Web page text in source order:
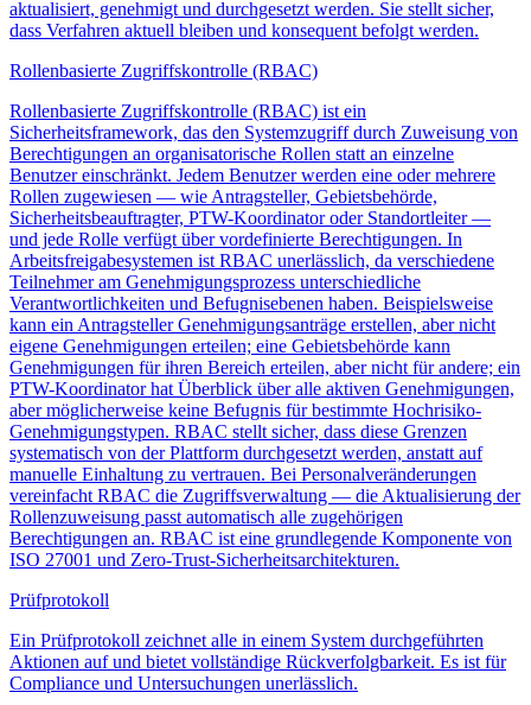
aktualisiert, genehmigt und durchgesetzt werden. Sie stellt sicher,
dass Verfahren aktuell bleiben und konsequent befolgt werden.
Rollenbasierte Zugriffskontrolle (RBAC)
Rollenbasierte Zugriffskontrolle (RBAC) ist ein
Sicherheitsframework, das den Systemzugriff durch Zuweisung von
Berechtigungen an organisatorische Rollen statt an einzelne
Benutzer einschränkt. Jedem Benutzer werden eine oder mehrere
Rollen zugewiesen — wie Antragsteller, Gebietsbehörde,
Sicherheitsbeauftragter, PTW-Koordinator oder Standortleiter —
und jede Rolle verfügt über vordefinierte Berechtigungen. In
Arbeitsfreigabesystemen ist RBAC unerlässlich, da verschiedene
Teilnehmer am Genehmigungsprozess unterschiedliche
Verantwortlichkeiten und Befugnisebenen haben. Beispielsweise
kann ein Antragsteller Genehmigungsanträge erstellen, aber nicht
eigene Genehmigungen erteilen; eine Gebietsbehörde kann
Genehmigungen für ihren Bereich erteilen, aber nicht für andere; ein
PTW-Koordinator hat Überblick über alle aktiven Genehmigungen,
aber möglicherweise keine Befugnis für bestimmte Hochrisiko-
Genehmigungstypen. RBAC stellt sicher, dass diese Grenzen
systematisch von der Plattform durchgesetzt werden, anstatt auf
manuelle Einhaltung zu vertrauen. Bei Personalveränderungen
vereinfacht RBAC die Zugriffsverwaltung — die Aktualisierung der
Rollenzuweisung passt automatisch alle zugehörigen
Berechtigungen an. RBAC ist eine grundlegende Komponente von
ISO 27001 und Zero-Trust-Sicherheitsarchitekturen.
Prüfprotokoll
Ein Prüfprotokoll zeichnet alle in einem System durchgeführten
Aktionen auf und bietet vollständige Rückverfolgbarkeit. Es ist für
Compliance und Untersuchungen unerlässlich.